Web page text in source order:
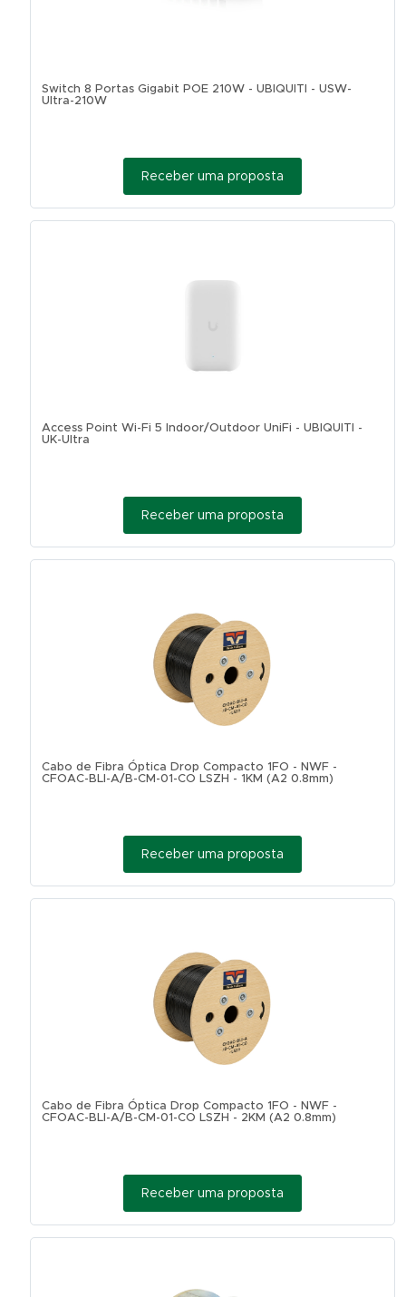
Switch 8 Portas Gigabit POE 210W - UBIQUITI - USW-
Ultra-210W
Receber uma proposta
Access Point Wi-Fi 5 Indoor/Outdoor UniFi - UBIQUITI -
UK-Ultra
Receber uma proposta
Cabo de Fibra Óptica Drop Compacto 1FO - NWF -
CFOAC-BLI-A/B-CM-01-CO LSZH - 1KM (A2 0.8mm)
Receber uma proposta
Cabo de Fibra Óptica Drop Compacto 1FO - NWF -
CFOAC-BLI-A/B-CM-01-CO LSZH - 2KM (A2 0.8mm)
Receber uma proposta